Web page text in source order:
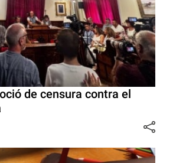
de censura contra el